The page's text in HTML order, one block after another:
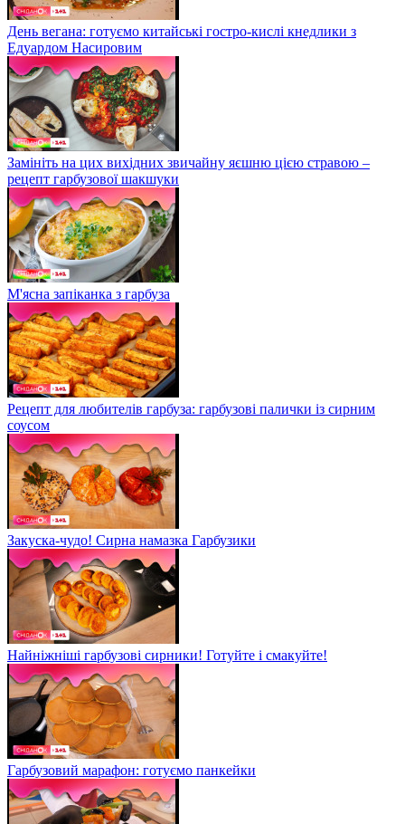
День вегана: готуємо китайські гостро-кислі кнедлики з
Едуардом Насировим
Замініть на цих вихідних звичайну яєшню цією стравою –
рецепт гарбузової шакшуки
М'ясна запіканка з гарбуза
Рецепт для любителів гарбуза: гарбузові палички із сирним
соусом
Закуска-чудо! Сирна намазка Гарбузики
Найніжніші гарбузові сирники! Готуйте і смакуйте!
Гарбузовий марафон: готуємо панкейки